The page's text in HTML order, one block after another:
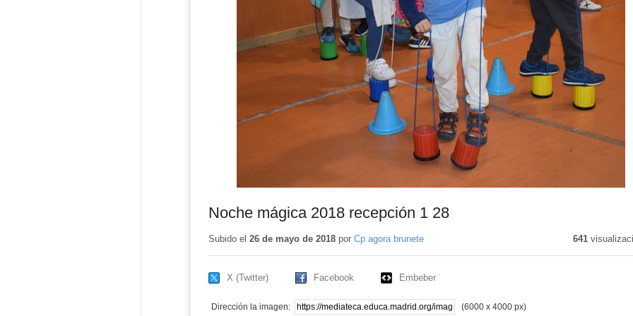
Noche mágica 2018 recepción 1 28
Subido el 26 de mayo de 2018por Cp agora brunete 641
X (Twitter) Facebook Embeber
Dirección la imagen: (6000 x 4000 px)